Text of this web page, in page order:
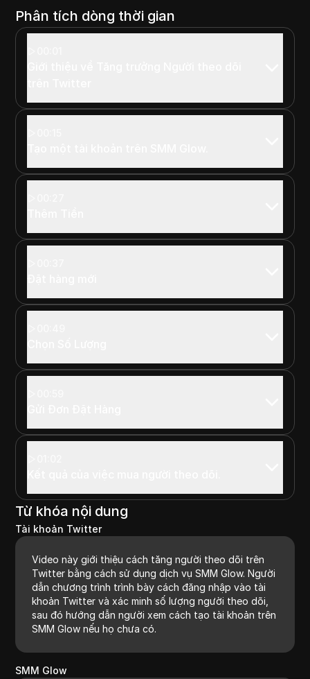
Phân tích dòng thời gian
Từ khóa nội dung
Tài khoản Twitter
Video này giới thiệu cách tăng người theo dõi trên
Twitter bằng cách sử dụng dịch vụ SMM Glow. Người
dẫn chương trình trình bày cách đăng nhập vào tài
khoản Twitter và xác minh số lượng người theo dõi,
sau đó hướng dẫn người xem cách tạo tài khoản trên
SMM Glow nếu họ chưa có.
SMM Glow